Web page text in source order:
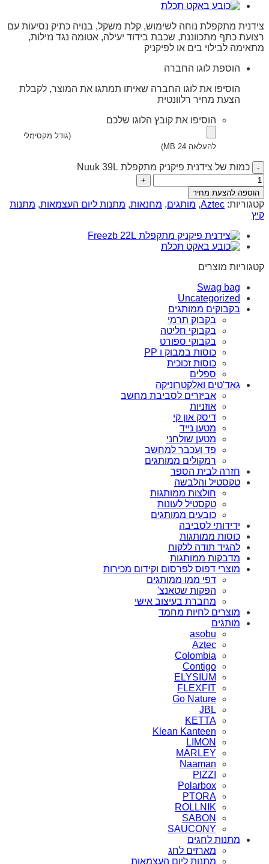
צידנית מתקפלת נוחה לשימוש, קלת משקל, בנויה כתיק נסיעות עם
רצועת כתף מתכווננת, שכבת בידוד יעילה, אטומה נגד נזילות,
מתאימה לבילוי בים או לפיקניק
הוספת לוגו החברה
הוסיפו את לוגו החברה שאיתו תמתגו את המוצר, לקבלת
הצעת מחיר רלוונטית
הוסיפו את קובץ הלוגו שלכם
(גודל מקסימלי
להעלאה 24 MB)
כמות של צידנית פיקניק מתקפלת Nuuk 39L
הוספה להצעת מחיר
קטגוריות: Aztec
, מותגים, מחנאות, מתנות ליום העצמאות, מתנות
קיץ
קטגוריות מוצרים
Swag bag
Uncategorized
בקבוקים ממותגים
בקבוק תרמי
בקבוקי חליטה
בקבוקי ספורט
כוסות במבוק ו PP
כוסות זכוכית
ספלים
גאד'טים ואלקטרוניקה
אביזרים לסביבת מחשב
אוזניות
דיסק און קי
מטען נייד
מטען שולחני
פד ועכבר למחשב
רמקולים ממותגים
חזרה לבית הספר
טקסטיל והלבשה
חולצות ממותגות
טקסטיל לעונות
כובעים ממותגים
ידידותי לסביבה
כוסות ממותגות
להגיד תודה ללקוח
מדבקות ממותגות
מוצרי דפוס לפרסום וקידום מכירות
דפי ממו ממותגים
הפקות שטאנצ'
מחברת בעיצוב אישי
מוצרים לחיות מחמד
מותגים
asobu
Aztec
Colombia
Contigo
ELYSIUM
FLEXFIT
Go Nature
JBL
KETTA
Klean Kanteen
LIMON
MARLEY
Naaman
PIZZI
Polarbox
PTORA
ROLLNIK
SABON
SAUCONY
מתנות לחגים
מארזים לחג
מתנות ליום העצמאות